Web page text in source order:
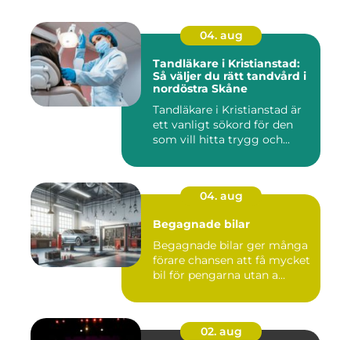
04. aug
Tandläkare i Kristianstad:
Så väljer du rätt tandvård i
nordöstra Skåne
Tandläkare i Kristianstad är
ett vanligt sökord för den
som vill hitta trygg och...
04. aug
Begagnade bilar
Begagnade bilar ger många
förare chansen att få mycket
bil för pengarna utan a...
02. aug